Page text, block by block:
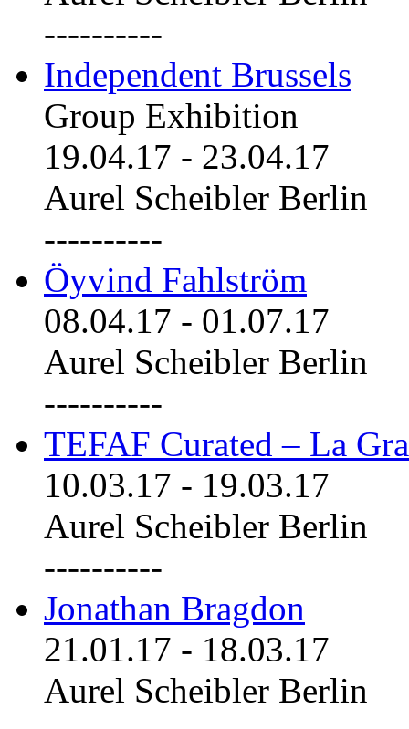
----------
Independent Brussels
Group Exhibition
19.04.17 - 23.04.17
Aurel Scheibler Berlin
----------
Öyvind Fahlström
08.04.17 - 01.07.17
Aurel Scheibler Berlin
----------
TEFAF Curated – La
10.03.17 - 19.03.17
Aurel Scheibler Berlin
----------
Jonathan Bragdon
21.01.17 - 18.03.17
Aurel Scheibler Berlin